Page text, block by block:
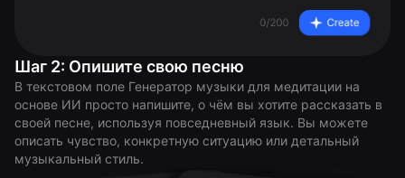
Шаг 2: Опишите свою песню
В текстовом поле Генератор музыки для медитации на
основе ИИ просто напишите, о чём вы хотите рассказать в
своей песне, используя повседневный язык. Вы можете
описать чувство, конкретную ситуацию или детальный
музыкальный стиль.